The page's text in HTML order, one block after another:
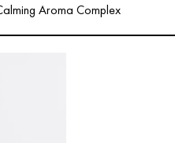
Aroma Complex